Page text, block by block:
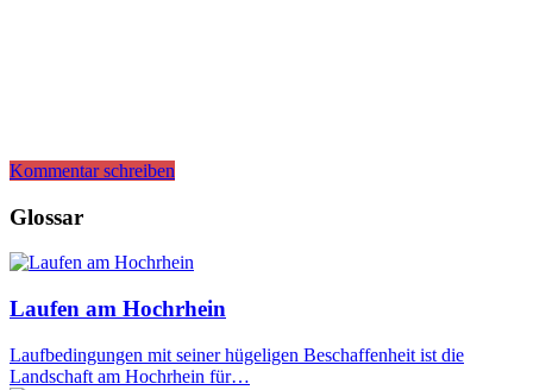
Kommentar schreiben
Glossar
Laufen am Hochrhein
Laufbedingungen mit seiner hügeligen Beschaffenheit ist die
Landschaft am Hochrhein für…